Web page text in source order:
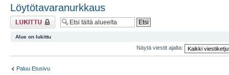
Löytötavaranurkkaus
Alue on lukittu
Alue on lukittu
Näytä viestit ajalta:
Paluu Etusivu